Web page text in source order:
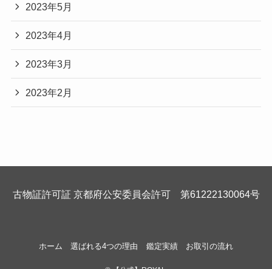
2023年5月
2023年4月
2023年3月
2023年2月
古物証許可証 京都府公安委員会許可 第61222130064号
ホーム 選ばれる4つの理由 鑑定実績 お取引の流れ